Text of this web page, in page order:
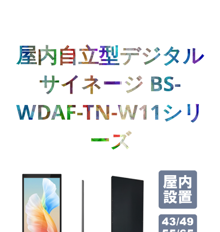
屋内自立型デジタル
サイネージ BS-
WDAF-TN-W11シリ
ーズ